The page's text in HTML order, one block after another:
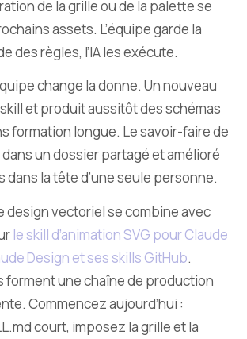
de la grille ou de la palette se
assets. L’équipe garde la
des règles, l’IA les exécute.
change la donne. Un nouveau
et produit aussitôt des schémas
formation longue. Le savoir-faire de
un dossier partagé et amélioré
dans la tête d’une seule personne.
design vectoriel se combine avec
le skill d’animation SVG pour Claude
Design et ses skills GitHub.
forment une chaîne de production
Commencez aujourd’hui :
court, imposez la grille et la